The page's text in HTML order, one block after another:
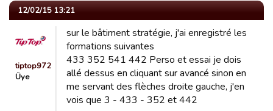
12/02/15 13:21
tiptop972
Üye
sur le bâtiment stratégie, j'ai enregistré les
formations suivantes
433 352 541 442 Perso et essai je dois
allé dessus en cliquant sur avancé sinon en
me servant des flèches droite gauche, j'en
vois que 3 - 433 - 352 et 442